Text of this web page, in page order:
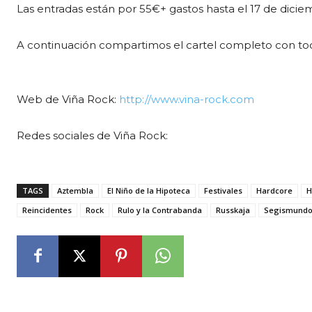
Las entradas están por 55€+ gastos hasta el 17 de
A continuación compartimos el cartel completo con
Web de Viña Rock: http://www.vina-rock.com
Redes sociales de Viña Rock:
TAGS Aztembla El Niño de la Hipoteca Festivales Hardcore
Reincidentes
Rock Rulo y la Contrabanda Russkaja